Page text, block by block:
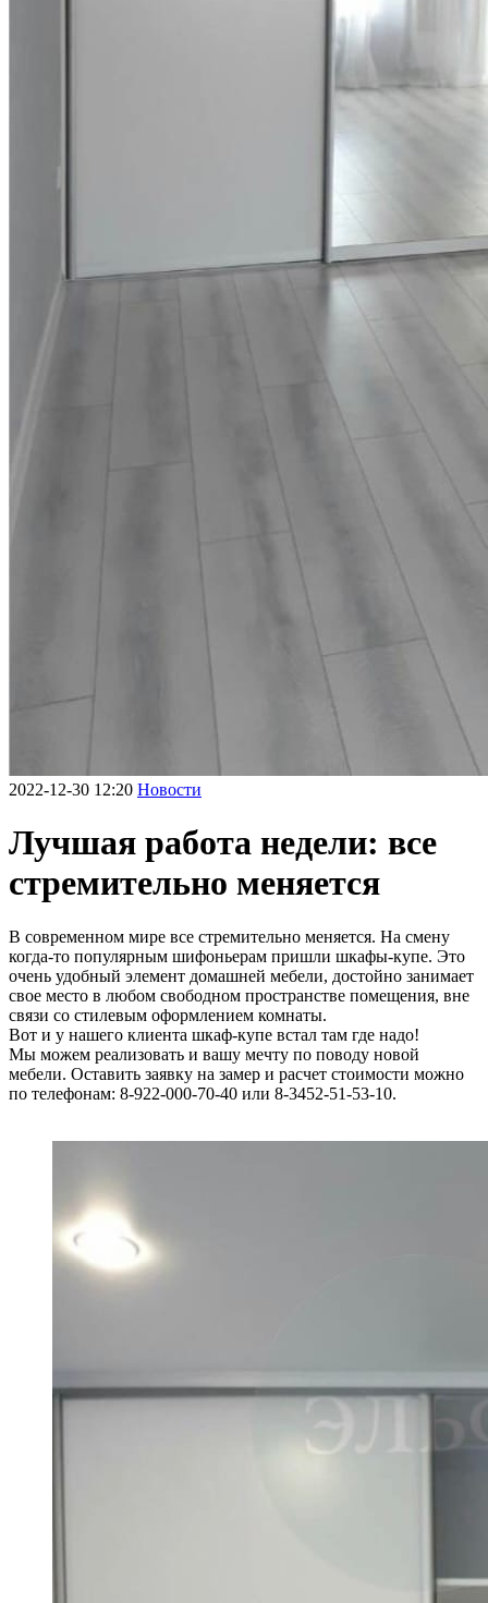
2022-12-30 12:20 Новости
Лучшая работа недели: все
стремительно меняется
В современном мире все стремительно меняется. На смену
когда-то популярным шифоньерам пришли шкафы-купе. Это
очень удобный элемент домашней мебели, достойно занимает
свое место в любом свободном пространстве помещения, вне
связи со стилевым оформлением комнаты.
Вот и у нашего клиента шкаф-купе встал там где надо!
Мы можем реализовать и вашу мечту по поводу новой
мебели. Оставить заявку на замер и расчет стоимости можно
по телефонам: 8-922-000-70-40 или 8-3452-51-53-10.